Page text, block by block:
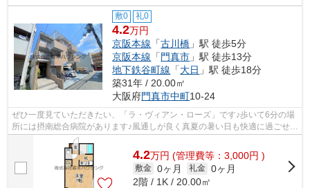
敷0 礼0
4.2万円
京阪本線 「古川橋 」駅 徒歩5分
京阪本線 「 門真市 」駅 徒歩13分
地下鉄谷町線 「大日 」駅 徒歩18分
築31年 / 20.00㎡
大阪府門真市中町10-24
ぜひ一度見ていただきたい、「ラ・ヴィアン・ローズ」です♪歩いて6分の場
所には摂南総合病院があります♪風通しが良く真夏の暑い日も快適に過ごせる
物件です♪2駅利用できる物件は電車で...
4.2万円 (管理費等：3,000円 )
敷金 0ヶ月 礼金 0ヶ月
2階 / 1K / 20.00㎡